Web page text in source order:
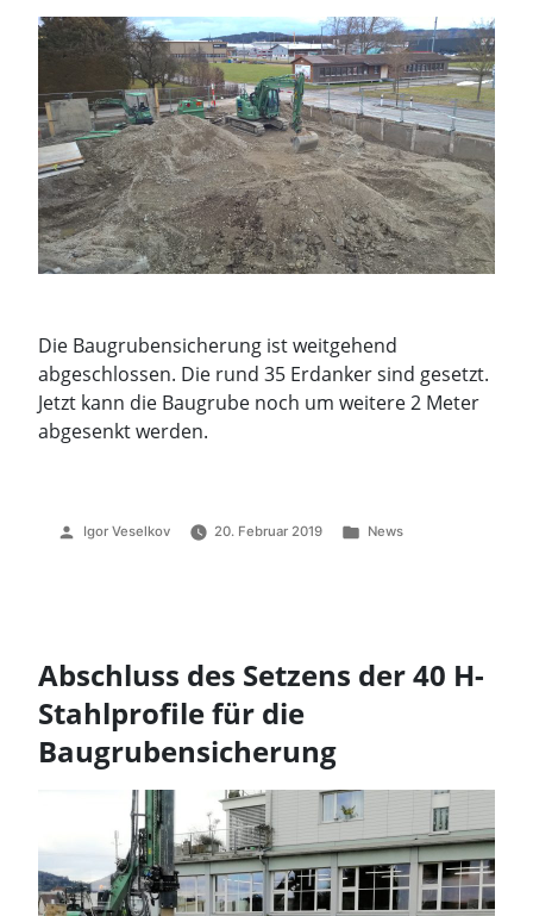
Die Baugrubensicherung ist weitgehend
abgeschlossen. Die rund 35 Erdanker sind gesetzt.
Jetzt kann die Baugrube noch um weitere 2 Meter
abgesenkt werden.
Veröffentlicht
Igor Veselkov 20. Februar 2019
Veröffentlicht
News
Abschluss des Setzens der 40 H-
Stahlprofile für die
Baugrubensicherung